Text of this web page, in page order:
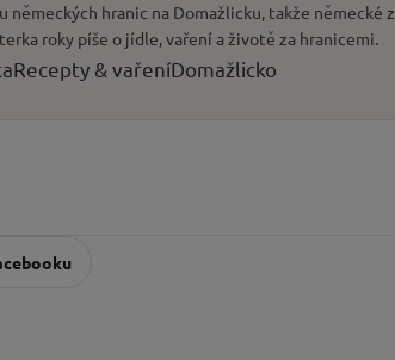
německých hranic na Domažlicku, takže
roky píše o jídle, vaření a životě za hranicemi.
Recepty & vařeníDomažlicko